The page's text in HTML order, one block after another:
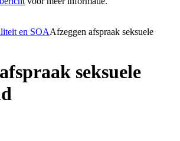
en SOAAfzeggen afspraak seksuele
seksuele